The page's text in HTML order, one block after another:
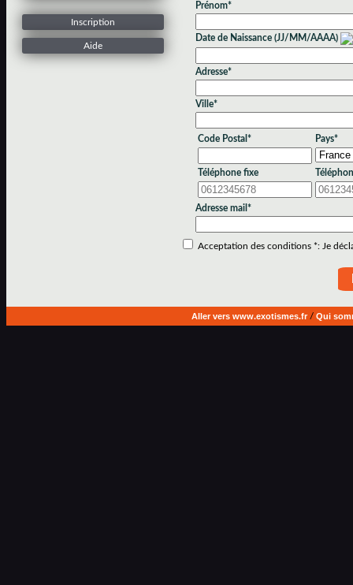
Inscription
Aide
Prénom*
Date de Naissance (JJ/MM/AAAA)
Adresse*
Ville*
Code Postal* Pays*
Téléphone fixe
Adresse mail*
Acceptation des conditions *: Je
Aller vers www.exotismes.fr/ Qui